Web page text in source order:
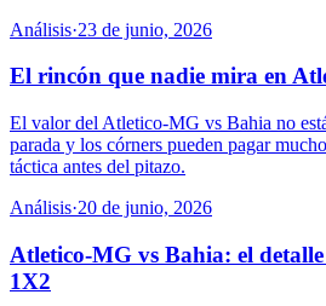
Análisis·23 de junio, 2026
El rincón que nadie mira en
El valor del Atletico-MG vs Bahia no
parada y los córners pueden pagar
táctica antes del pitazo.
Análisis·20 de junio, 2026
Atletico-MG vs Bahia: el detalle
1X2